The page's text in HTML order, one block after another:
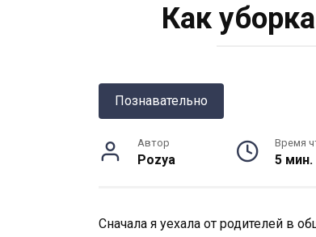
Как
Познавательно
Автор
Pozya
Время
5 мин.
Сначала я уехала от родителей в